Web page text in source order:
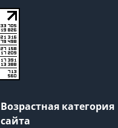
Возрастная категория
сайта